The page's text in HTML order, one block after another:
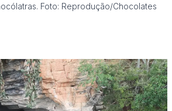
Foto: Reprodução/Chocolates